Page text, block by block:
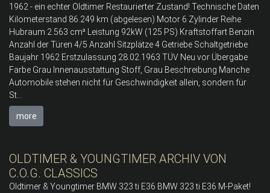
1962 - ein echter Oldtimer Restaurierter Zustand! Technische Daten
Kilometerstand 86.249 km (abgelesen) Motor 6 Zylinder Reihe
Hubraum 2.563 cm³ Leistung 92kW (125 PS) Kraftstoffart Benzin
Anzahl der Türen 4/5 Anzahl Sitzplätze 4 Getriebe Schaltgetriebe
Baujahr 1962 Erstzulassung 28.02.1963 TÜV Neu vor Übergabe
Farbe Grau Innenausstattung Stoff, Grau Beschreibung Manche
Automobile stehen nicht für Geschwindigkeit allein, sondern für
St...
more
OLDTIMER & YOUNGTIMER ARCHIV VON
C.O.G. CLASSICS
Oldtimer & Youngtimer BMW 323 ti E36 BMW 323 ti E36 M-Paket!